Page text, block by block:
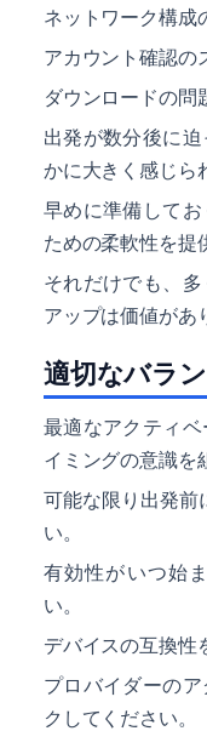
ネットワーク構成
アカウント確認の
ダウンロードの問
出発が数分後に
かに大きく感じら
早めに準備して
ための柔軟性を提
それだけでも、
アップは価値があ
適切なバラ
最適なアクティ
イミングの意識を
可能な限り出発前
い。
有効性がいつ始
い。
デバイスの互換性
プロバイダーの
クしてください。